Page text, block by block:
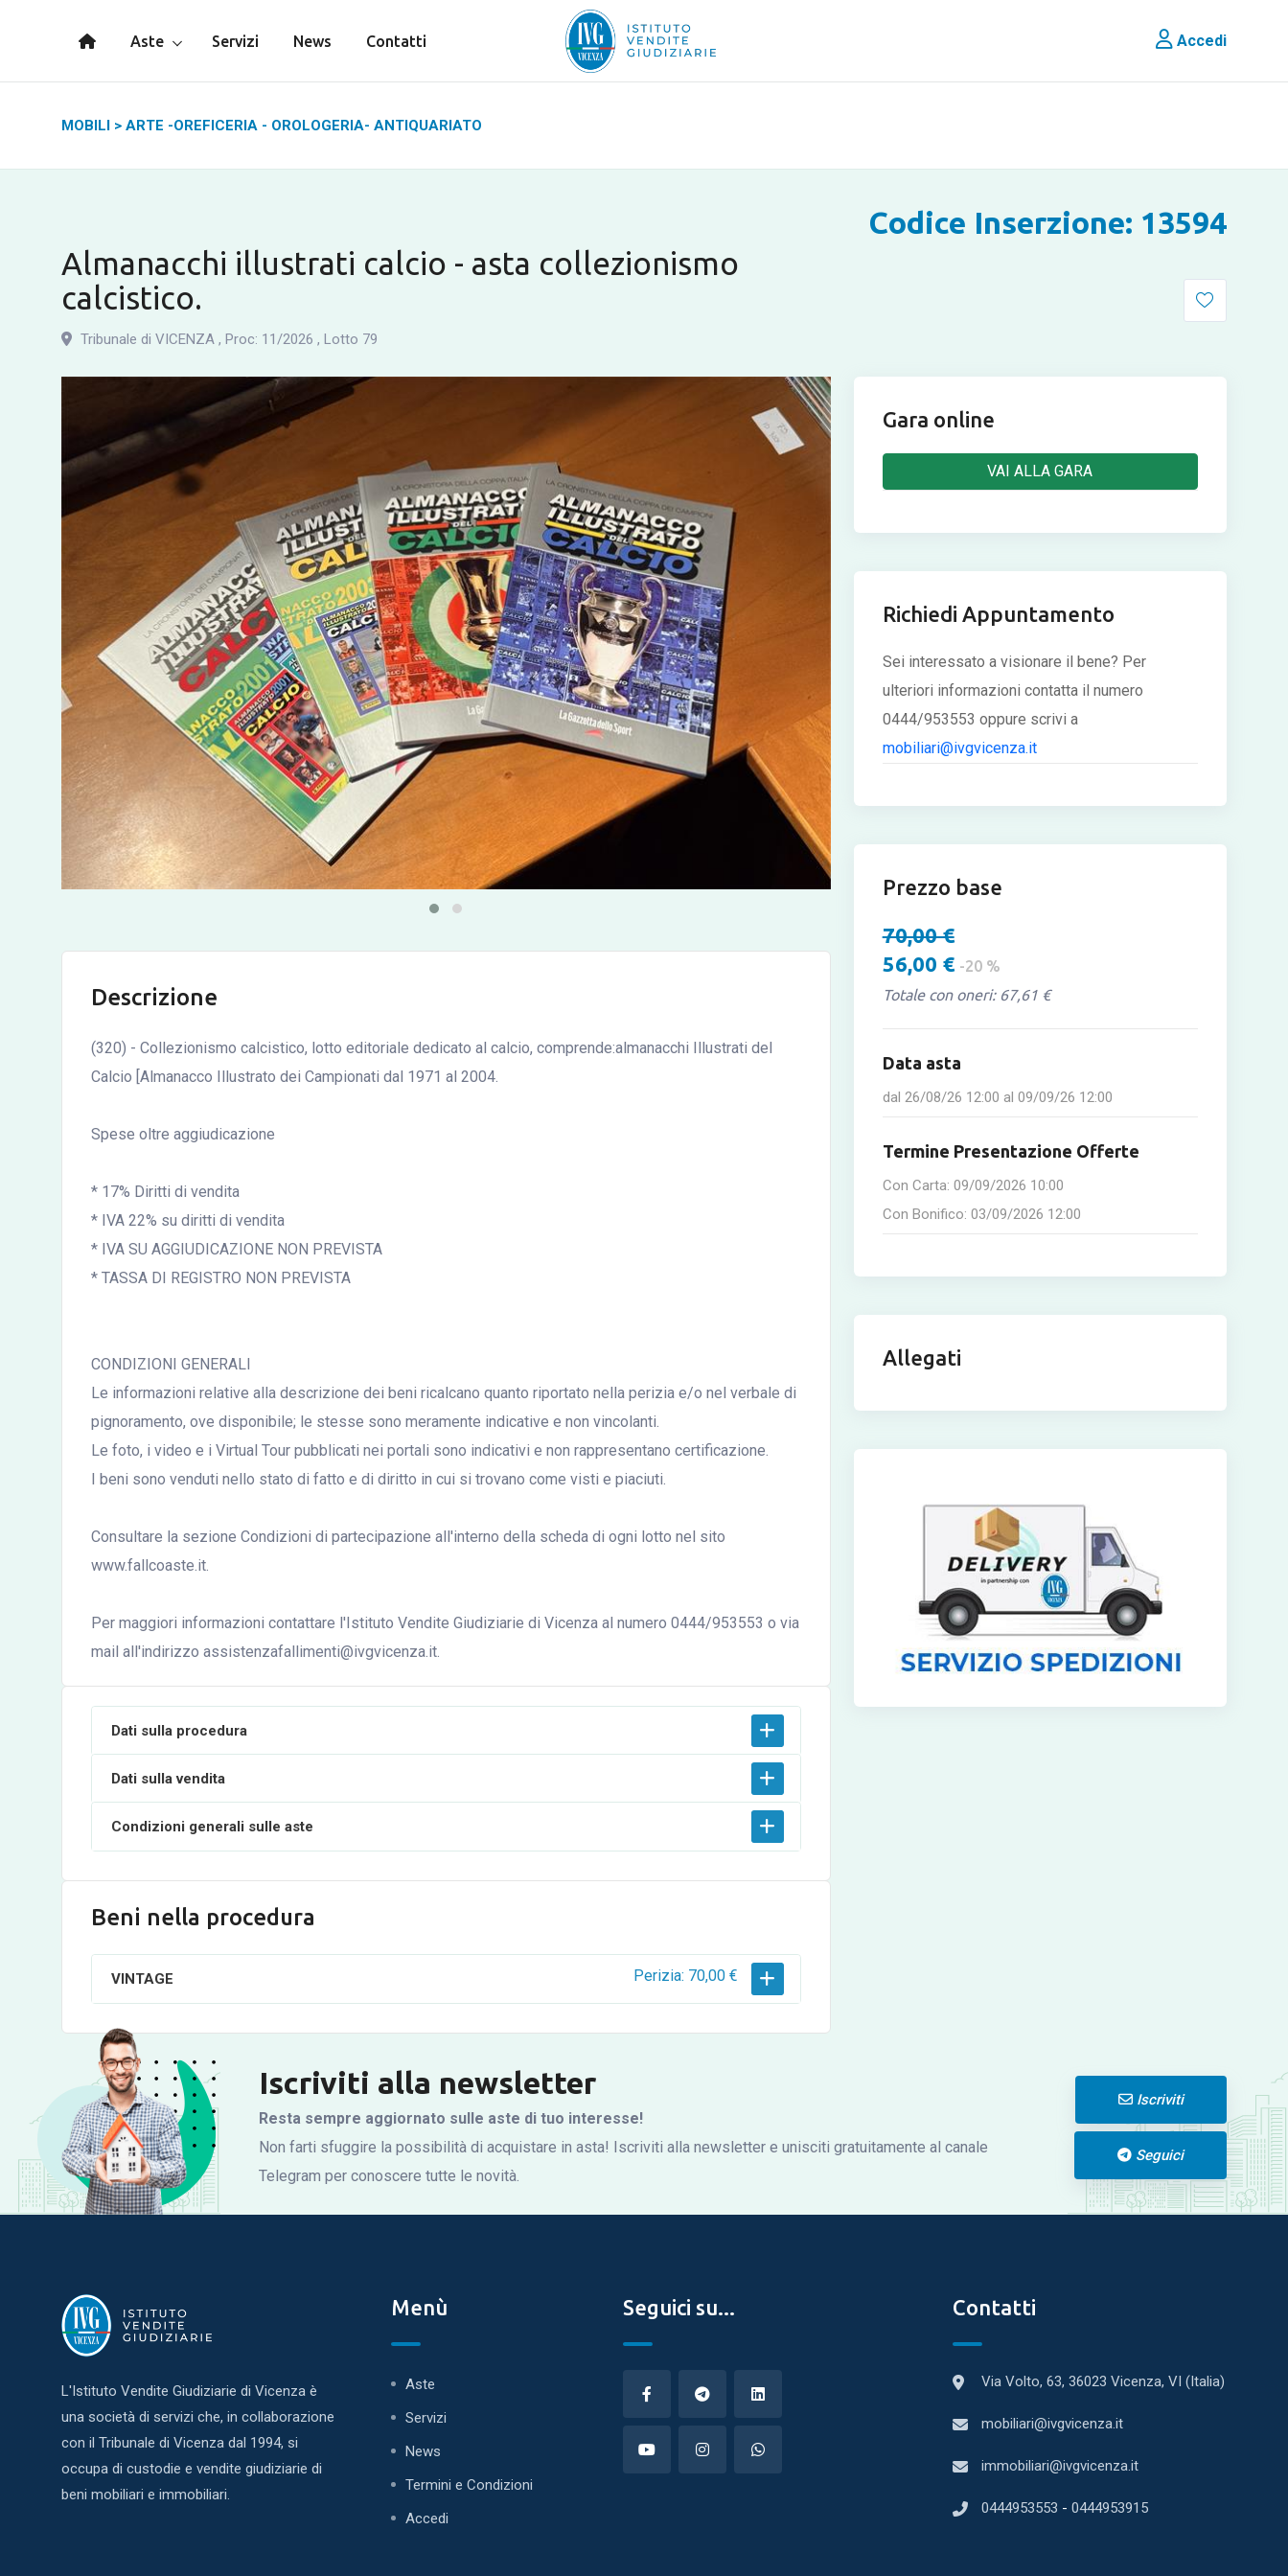
Aste Servizi News Contatti Accedi
MOBILI > ARTE -OREFICERIA - OROLOGERIA- ANTIQUARIATO
Codice Inserzione: 13594
Almanacchi illustrati calcio - asta collezionismo
calcistico.
Tribunale di VICENZA , Proc: 11/2026 , Lotto 79
Descrizione
(320) - Collezionismo calcistico, lotto editoriale dedicato al calcio, comprende:almanacchi Illustrati del
Calcio [Almanacco Illustrato dei Campionati dal 1971 al 2004.
Spese oltre aggiudicazione
* 17% Diritti di vendita
* IVA 22% su diritti di vendita
* IVA SU AGGIUDICAZIONE NON PREVISTA
* TASSA DI REGISTRO NON PREVISTA
CONDIZIONI GENERALI
Le informazioni relative alla descrizione dei beni ricalcano quanto riportato nella perizia e/o nel verbale di
pignoramento, ove disponibile; le stesse sono meramente indicative e non vincolanti.
Le foto, i video e i Virtual Tour pubblicati nei portali sono indicativi e non rappresentano certificazione.
I beni sono venduti nello stato di fatto e di diritto in cui si trovano come visti e piaciuti.
Consultare la sezione Condizioni di partecipazione all'interno della scheda di ogni lotto nel sito
www.fallcoaste.it.
Per maggiori informazioni contattare l'Istituto Vendite Giudiziarie di Vicenza al numero 0444/953553 o via
mail all'indirizzo assistenzafallimenti@ivgvicenza.it.
Dati sulla procedura
Dati sulla vendita
Condizioni generali sulle aste
Beni nella procedura
VINTAGE Perizia: 70,00 €
Gara online
VAI ALLA GARA
Richiedi Appuntamento
Sei interessato a visionare il bene? Per
ulteriori informazioni contatta il numero
0444/953553 oppure scrivi a
mobiliari@ivgvicenza.it
Prezzo base
70,00 €
56,00 € -20 %
Totale con oneri: 67,61 €
Data asta
dal 26/08/26 12:00 al 09/09/26 12:00
Termine Presentazione Offerte
Con Carta: 09/09/2026 10:00
Con Bonifico: 03/09/2026 12:00
Allegati
Iscriviti alla newsletter
Resta sempre aggiornato sulle aste di tuo interesse!
Non farti sfuggire la possibilità di acquistare in asta! Iscriviti alla newsletter e unisciti gratuitamente al canale
Telegram per conoscere tutte le novità.
Iscriviti
Seguici
L'Istituto Vendite Giudiziarie di Vicenza è
una società di servizi che, in collaborazione
con il Tribunale di Vicenza dal 1994, si
occupa di custodie e vendite giudiziarie di
beni mobiliari e immobiliari.
Menù
Aste
Servizi
News
Termini e Condizioni
Accedi
Seguici su... Contatti
Via Volto, 63, 36023 Vicenza, VI (Italia)
mobiliari@ivgvicenza.it
immobiliari@ivgvicenza.it
0444953553 - 0444953915